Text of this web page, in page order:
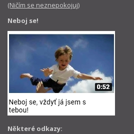
(Ničím se neznepokojuj)
Neboj se!
Některé odkazy: